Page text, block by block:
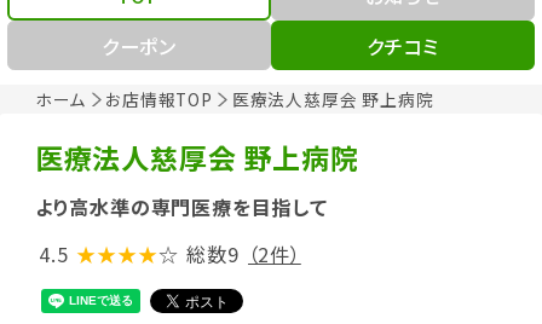
ホーム お店情報TOP 医療法人慈厚会 野上病院
クーポン
クチコミ
医療法人慈厚会 野上病院
より高水準の専門医療を目指して
4.5 ★★★★☆ 総数9 （2件）